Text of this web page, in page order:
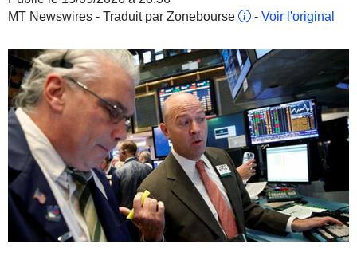
MT Newswires - Traduit par Zonebourse
- Voir l'original